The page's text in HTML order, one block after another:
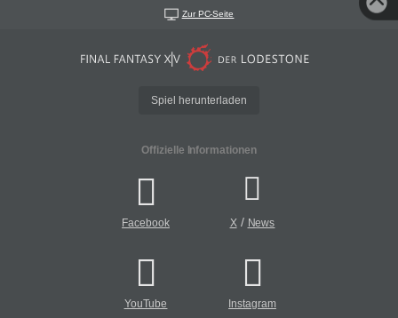
Zur PC-Seite
Spiel herunterladen
Offizielle Informationen
Facebook X/ News
YouTube Instagram